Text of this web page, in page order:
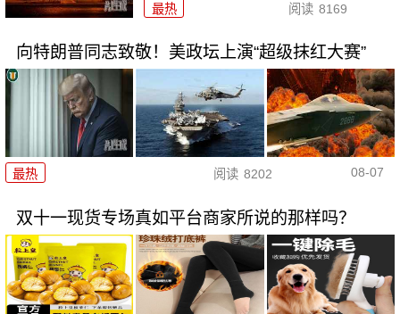
最热 阅读 8169
向特朗普同志致敬！美政坛上演“超级抹红大赛”
最热 阅读 8202 08-07
双十一现货专场真如平台商家所说的那样吗？